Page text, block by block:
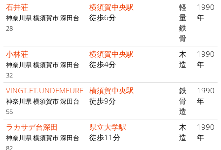
石井荘
神奈川県 横須賀市 深田台
28
横須賀中央駅
徒歩6分
軽
量
鉄
骨
1990
年
小林荘
神奈川県 横須賀市 深田台
32
横須賀中央駅
徒歩4分
木
造
1990
年
VINGT.ET.UNDEMEURE
神奈川県 横須賀市 深田台
55
横須賀中央駅
徒歩9分
鉄
骨
造
1990
年
ラカサデ台深田
神奈川県 横須賀市 深田台
82
県立大学駅
徒歩11分
木
造
1990
年